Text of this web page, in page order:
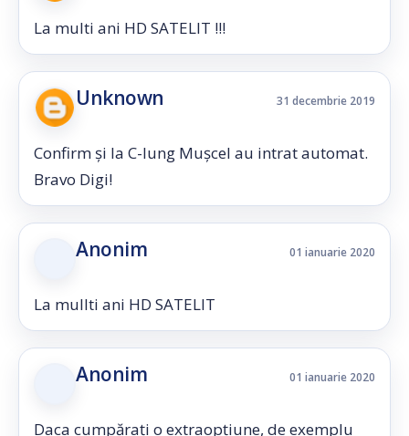
La multi ani HD SATELIT !!!
Unknown 31 decembrie 2019
Confirm și la C-lung Mușcel au intrat automat.
Bravo Digi!
Anonim 01 ianuarie 2020
La mullti ani HD SATELIT
Anonim 01 ianuarie 2020
Daca cumpărați o extraopțiune, de exemplu